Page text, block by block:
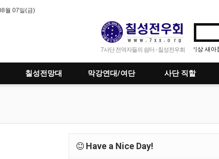
월 07일(금)
7사단 전역자들의 쉼터 - 칠성전우회
기상 새아침이 밝았습니다 단결
칠성전망대 막강연대/여단 사단 직할
Have a Nice Day!